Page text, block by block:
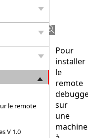
le remote
V 1.0
Pour
installer
le
remote
sur
une
machine